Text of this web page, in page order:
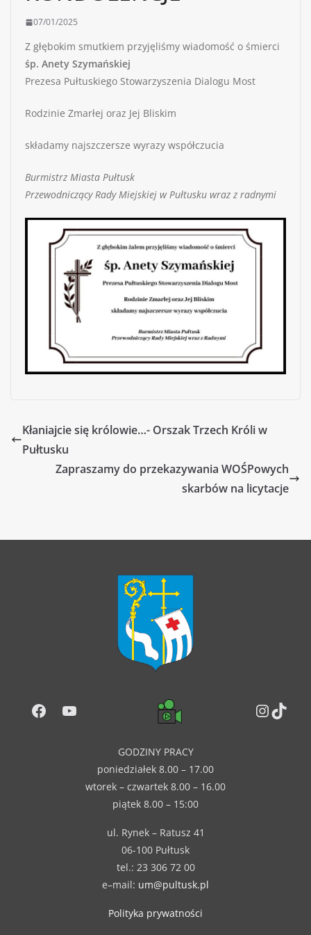
07/01/2025
Z głębokim smutkiem przyjęliśmy wiadomość o śmierci
śp. Anety Szymańskiej
Prezesa Pułtuskiego Stowarzyszenia Dialogu Most
Rodzinie Zmarłej oraz Jej Bliskim
składamy najszczersze wyrazy współczucia
Burmistrz Miasta Pułtusk
Przewodniczący Rady Miejskiej w Pułtusku wraz z radnymi
Kłaniajcie się królowie…- Orszak Trzech Króli w
Pułtusku
Zapraszamy do przekazywania WOŚPowych
skarbów na licytacje
Facebook
YouTube
GODZINY PRACY
poniedziałek 8.00 – 17.00
wtorek – czwartek 8.00 – 16.00
piątek 8.00 – 15:00
ul. Rynek – Ratusz 41
06-100 Pułtusk
tel.: 23 306 72 00
e–mail: um@pultusk.pl
Polityka prywatności